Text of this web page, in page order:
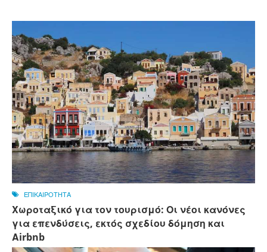
ΕΠΙΚΑΙΡΟΤΗΤΑ
Χωροταξικό για τον τουρισμό: Οι νέοι κανόνες
για επενδύσεις, εκτός σχεδίου δόμηση και
Αirbnb